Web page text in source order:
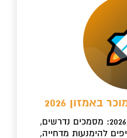
באמזון 2026
המדריך המעודכן ל-2026: מסמכים נדרשים,
להימנעות מדחייה,